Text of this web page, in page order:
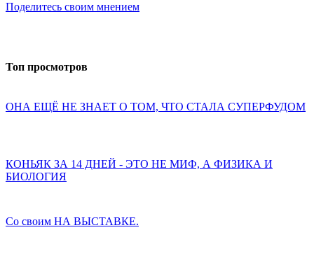
Поделитесь своим мнением
Топ просмотров
ОНА ЕЩЁ НЕ ЗНАЕТ О ТОМ, ЧТО СТАЛА СУПЕРФУДОМ
КОНЬЯК ЗА 14 ДНЕЙ - ЭТО НЕ МИФ, А ФИЗИКА И
БИОЛОГИЯ
Со своим НА ВЫСТАВКЕ.